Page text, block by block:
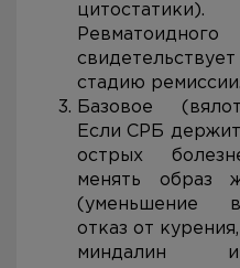
стадию ремиссии.
Базовое
Если СРБ
острых
менять образ
(уменьшение
отказ от